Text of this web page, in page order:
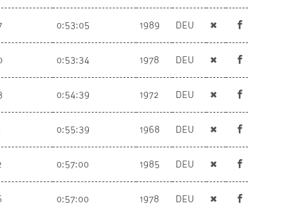
0:53:05 1989 DEU ✖
0:53:34 1978 DEU ✖
0:54:39 1972 DEU ✖
0:55:39 1968 DEU ✖
0:57:00 1985 DEU ✖
0:57:00 1978 DEU ✖